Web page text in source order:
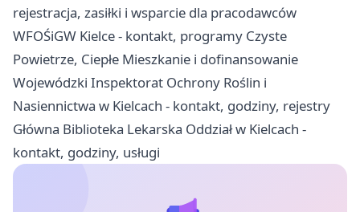
rejestracja, zasiłki i wsparcie dla pracodawców
WFOŚiGW Kielce - kontakt, programy Czyste
Powietrze, Ciepłe Mieszkanie i dofinansowanie
Wojewódzki Inspektorat Ochrony Roślin i
Nasiennictwa w Kielcach - kontakt, godziny, rejestry
Główna Biblioteka Lekarska Oddział w Kielcach -
kontakt, godziny, usługi